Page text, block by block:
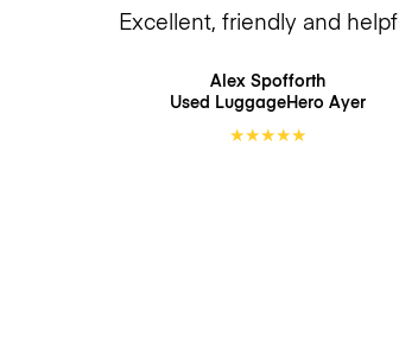
Excellent, friendly and
Alex Spofforth
Used LuggageHero Ayer
★★★★★